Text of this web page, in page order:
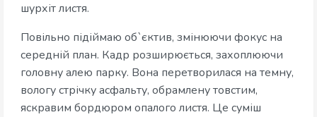
шурхіт листя.
Повільно підіймаю об`єктив, змінюючи фокус на
середній план. Кадр розширюється, захоплюючи
головну алею парку. Вона перетворилася на темну,
вологу стрічку асфальту, обрамлену товстим,
яскравим бордюром опалого листя. Це суміш